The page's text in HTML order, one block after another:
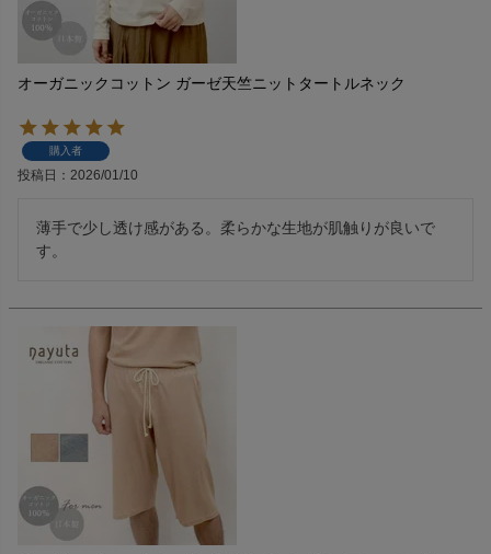
オーガニックコットン ガーゼ天竺ニットタートルネック
購入者
投稿日 2026/01/10
薄手で少し透け感がある。柔らかな生地が肌触りが良いで
す。